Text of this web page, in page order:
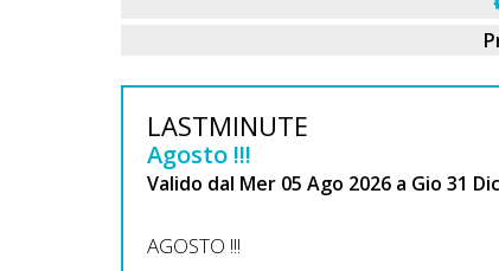
InserisciLASTMINUTE
Agosto !!!
Valido dal Mer 05 Ago 2026 a Gio 31
AGOSTO !!!